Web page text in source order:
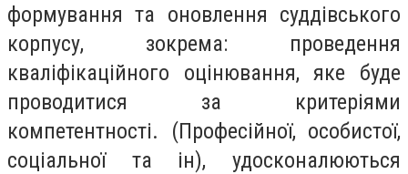
формування та оновлення суддівського
корпусу, зокрема: проведення
кваліфікаційного оцінювання, яке буде
проводитися за критеріями
компетентності. (Професійної, особистої,
соціальної та ін), удосконалюються